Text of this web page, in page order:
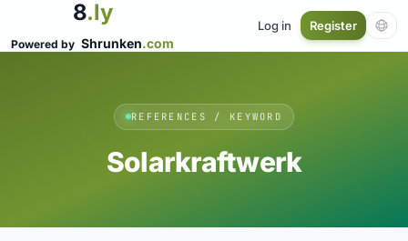
8.ly
Powered by Shrunken.com
Log in Register
REFERENCES / KEYWORD
Solarkraftwerk